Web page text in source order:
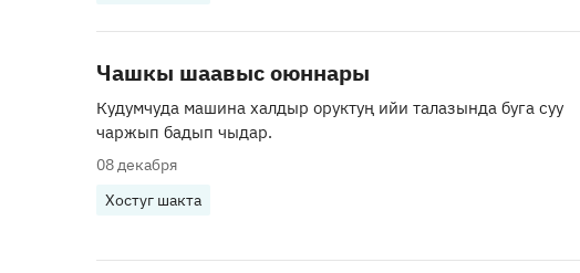
Чашкы шаавыс оюннары
Кудумчуда машина халдыр оруктуң ийи талазында буга суу
чаржып бадып чыдар.
08 декабря
Хостуг шакта